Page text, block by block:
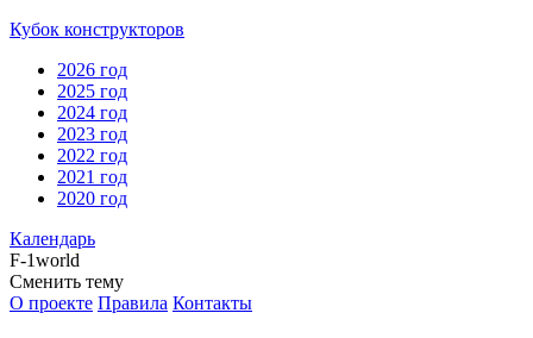
Кубок конструкторов
2026 год
2025 год
2024 год
2023 год
2022 год
2021 год
2020 год
Календарь
F-1world
Сменить тему
О проекте Правила Контакты